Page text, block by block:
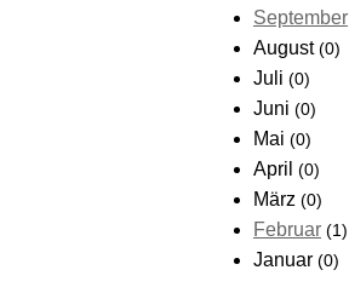
September
August (0)
Juli (0)
Juni (0)
Mai (0)
April (0)
März (0)
Februar (1)
Januar (0)